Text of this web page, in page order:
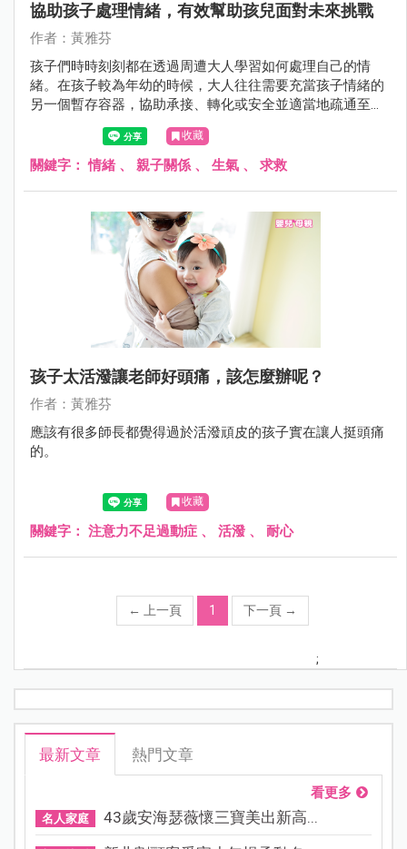
協助孩子處理情緒，有效幫助孩兒面對未來挑戰
作者：黃雅芬
孩子們時時刻刻都在透過周遭大人學習如何處理自己的情
緒。在孩子較為年幼的時候，大人往往需要充當孩子情緒的
另一個暫存容器，協助承接、轉化或安全並適當地疏通至他
處，好讓情緒的整體破壞性降至最低。另一方面，大人也是
孩子們的教練，透過身教與言教，孩子們將逐漸熟悉該如何
面對並處理自身情緒，進而發展出一套最適合自己的方式，
收藏
關鍵字：情緒 、 親子關係 、 生氣 、 求救
孩子太活潑讓老師好頭痛，該怎麼辦呢？
作者：黃雅芬
應該有很多師長都覺得過於活潑頑皮的孩子實在讓人挺頭痛
的。
收藏
關鍵字： 注意力不足過動症 、 活潑 、 耐心
← 上一頁 1 下一頁 →
;
最新文章 熱門文章
看更多
名人家庭 43歲安海瑟薇懷三寶美出新高...